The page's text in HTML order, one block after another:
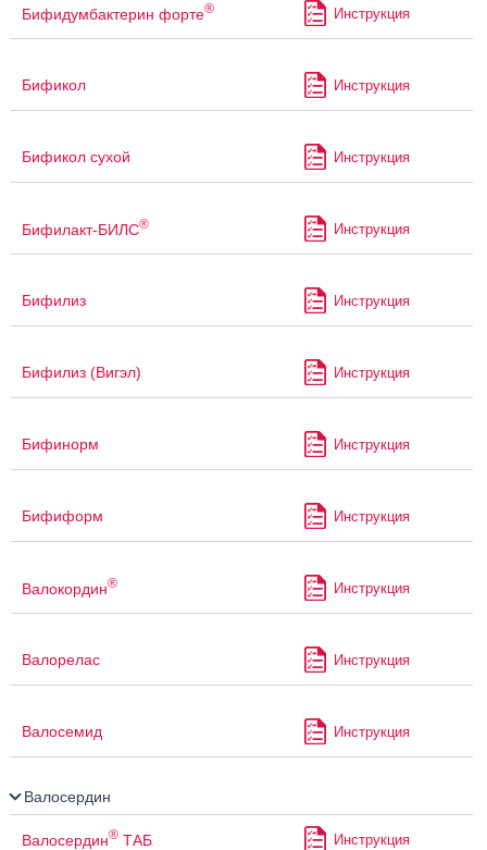
Бифидумбактерин форте® Инструкция
Бификол Инструкция
Бификол сухой Инструкция
Бифилакт-БИЛС® Инструкция
Бифилиз Инструкция
Бифилиз (Вигэл) Инструкция
Бифинорм Инструкция
Бифиформ Инструкция
Валокордин® Инструкция
Валорелас Инструкция
Валосемид Инструкция
Валосердин
Валосердин® ТАБ Инструкция